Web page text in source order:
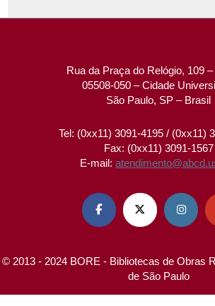
Rua da Praça do Relógio, 109
05508-050 – Cidade
São Paulo, SP – Brasil
Tel: (0xx11) 3091-4195 / (0xx11)
Fax: (0xx11) 3091-1567
E-mail:
  
© 2013 - 2024 BORE - Bibliotecas de Obras
de São Paulo